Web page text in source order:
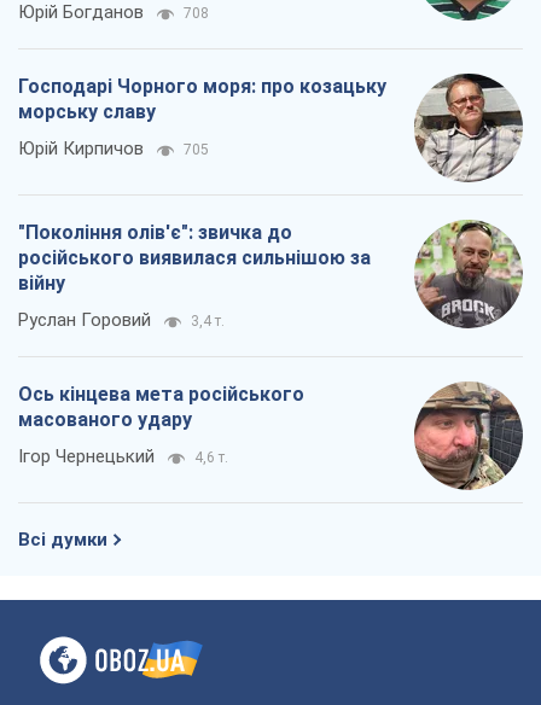
Юрій Богданов 708
Господарі Чорного моря: про козацьку
морську славу
Юрій Кирпичов 705
"Покоління олів'є": звичка до
російського виявилася сильнішою за
війну
Руслан Горовий 3,4 т.
Ось кінцева мета російського
масованого удару
Ігор Чернецький 4,6 т.
Всі думки